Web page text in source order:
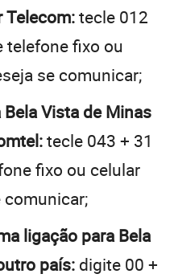
Telecom:tecle 012
telefone fixo ou
se comunicar;
Vista de Minas
tecle 043 + 31
fixo ou celular
comunicar;
ligação para Bela
país: digite 00 +